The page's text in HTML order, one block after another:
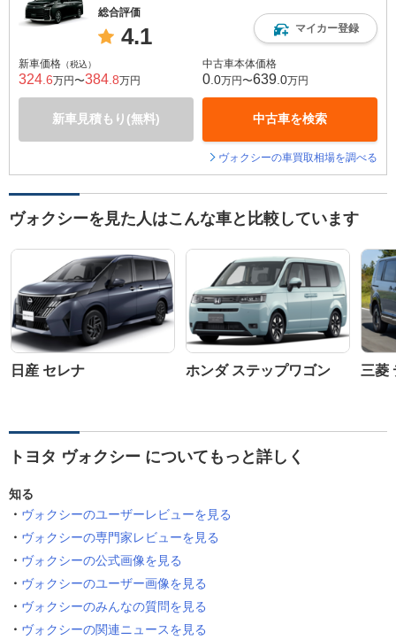
総合評価
4.1 マイカー登録
新車価格 （税込）
324 .6万円〜384 .8万円
新車見積もり(無料)
中古車本体価格
0 .0万円〜639 .0万円
中古車を検索
ヴォクシーの車買取相場を調べる
ヴォクシーを見た人はこんな車と比較しています
日産 セレナ ホンダ ステップワゴン 三菱
トヨタ ヴォクシー についてもっと詳しく
知る
ヴォクシーのユーザーレビューを見る
ヴォクシーの専門家レビューを見る
ヴォクシーの公式画像を見る
ヴォクシーのユーザー画像を見る
ヴォクシーのみんなの質問を見る
ヴォクシーの関連ニュースを見る